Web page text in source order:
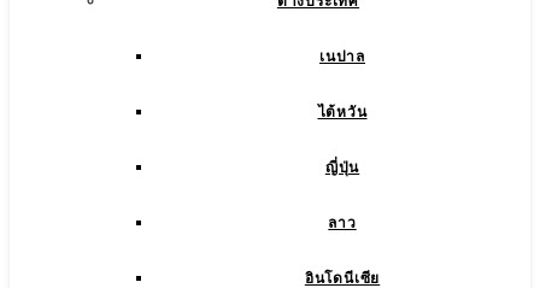
เนปาล
ไต้หวัน
ญี่ปุ่น
ลาว
อินโดนีเซีย